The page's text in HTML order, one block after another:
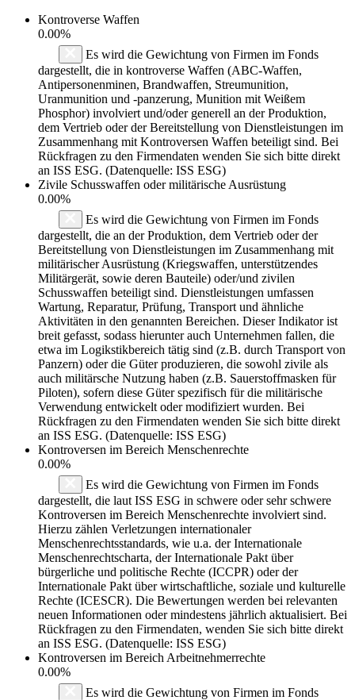
Kontroverse Waffen
0.00%
Es wird die Gewichtung von Firmen im Fonds
dargestellt, die in kontroverse Waffen (ABC-Waffen,
Antipersonenminen, Brandwaffen, Streumunition,
Uranmunition und -panzerung, Munition mit Weißem
Phosphor) involviert und/oder generell an der Produktion,
dem Vertrieb oder der Bereitstellung von Dienstleistungen im
Zusammenhang mit Kontroversen Waffen beteiligt sind. Bei
Rückfragen zu den Firmendaten wenden Sie sich bitte direkt
an ISS ESG. (Datenquelle: ISS ESG)
Zivile Schusswaffen oder militärische Ausrüstung
0.00%
Es wird die Gewichtung von Firmen im Fonds
dargestellt, die an der Produktion, dem Vertrieb oder der
Bereitstellung von Dienstleistungen im Zusammenhang mit
militärischer Ausrüstung (Kriegswaffen, unterstützendes
Militärgerät, sowie deren Bauteile) oder/und zivilen
Schusswaffen beteiligt sind. Dienstleistungen umfassen
Wartung, Reparatur, Prüfung, Transport und ähnliche
Aktivitäten in den genannten Bereichen. Dieser Indikator ist
breit gefasst, sodass hierunter auch Unternehmen fallen, die
etwa im Logikstikbereich tätig sind (z.B. durch Transport von
Panzern) oder die Güter produzieren, die sowohl zivile als
auch militärsche Nutzung haben (z.B. Sauerstoffmasken für
Piloten), sofern diese Güter spezifisch für die militärische
Verwendung entwickelt oder modifiziert wurden. Bei
Rückfragen zu den Firmendaten wenden Sie sich bitte direkt
an ISS ESG. (Datenquelle: ISS ESG)
Kontroversen im Bereich Menschenrechte
0.00%
Es wird die Gewichtung von Firmen im Fonds
dargestellt, die laut ISS ESG in schwere oder sehr schwere
Kontroversen im Bereich Menschenrechte involviert sind.
Hierzu zählen Verletzungen internationaler
Menschenrechtsstandards, wie u.a. der Internationale
Menschenrechtscharta, der Internationale Pakt über
bürgerliche und politische Rechte (ICCPR) oder der
Internationale Pakt über wirtschaftliche, soziale und kulturelle
Rechte (ICESCR). Die Bewertungen werden bei relevanten
neuen Informationen oder mindestens jährlich aktualisiert. Bei
Rückfragen zu den Firmendaten, wenden Sie sich bitte direkt
an ISS ESG. (Datenquelle: ISS ESG)
Kontroversen im Bereich Arbeitnehmerrechte
0.00%
Es wird die Gewichtung von Firmen im Fonds